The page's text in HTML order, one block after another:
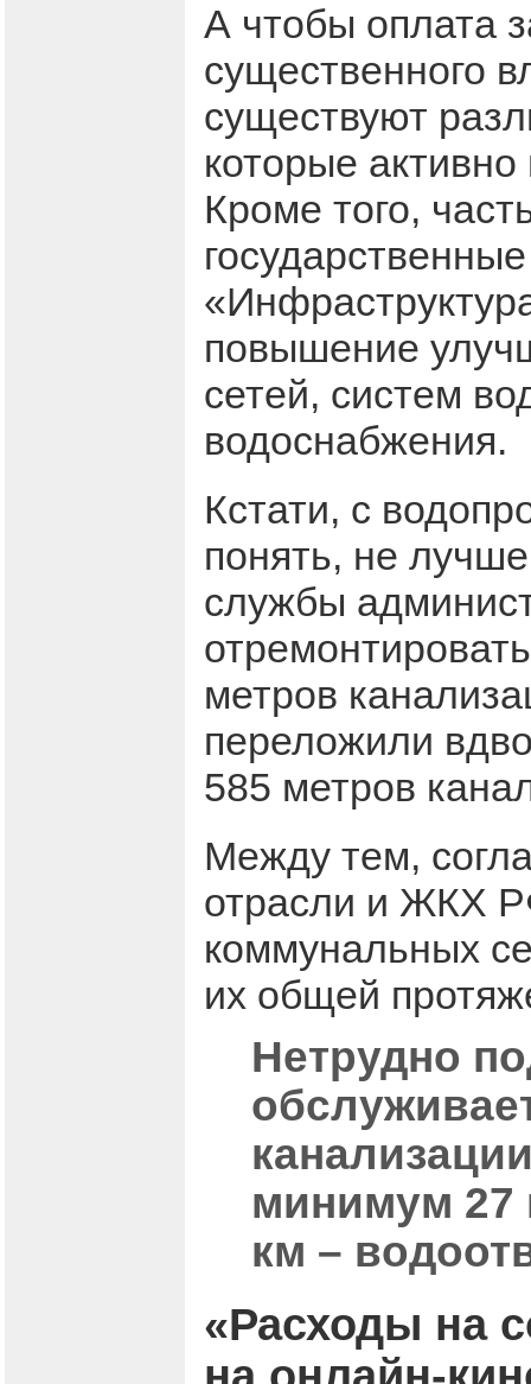
А чтобы оплата
существенного
существуют
которые
Кроме того,
повышение
сетей, систем
водоснабжения.
Кстати, с
понять, не
службы
метров
переложили
585 метров
Между тем,
отрасли и ЖКХ
коммунальных
их общей
Нетрудно
минимум 27
км –
«Расходы на